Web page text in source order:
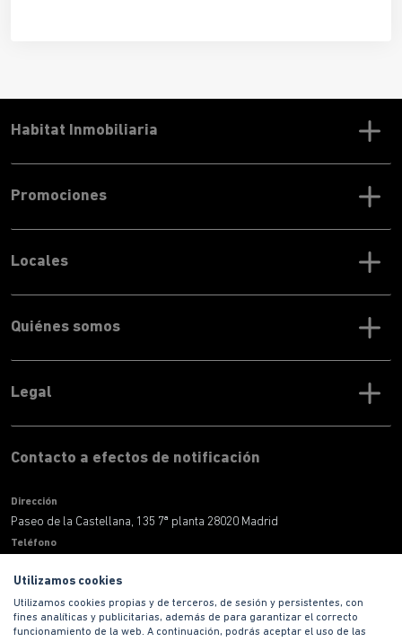
Promociones
Locales
Contacto a efectos de notificación
Dirección
Paseo de la Castellana, 135 7ª planta 28020 Madrid
Teléfono
Correo electronico
informacion@habitat.es
Territoriales
Quiénes somos
Legal
Habitat Inmobiliaria
Utilizamos cookies
Utilizamos cookies propias y de terceros, de sesión y persistentes, con
fines analíticas y publicitarias, además de para garantizar el correcto
funcionamiento de la web. A continuación, podrás aceptar el uso de las